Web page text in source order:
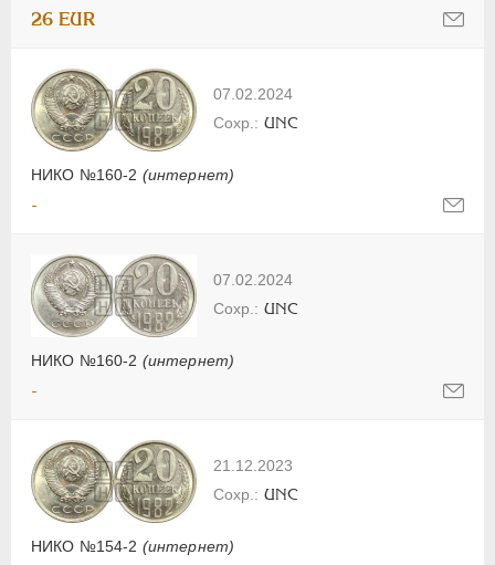
26 EUR
07.02.2024
НИКО №160-2 (интернет)
UNC
-
07.02.2024
НИКО №160-2 (интернет)
UNC
-
21.12.2023
НИКО №154-2 (интернет)
UNC